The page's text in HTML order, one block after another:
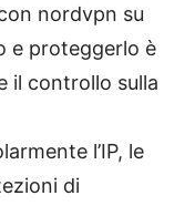
nordvpn su
e proteggerlo è
il controllo sulla
l’IP, le
di